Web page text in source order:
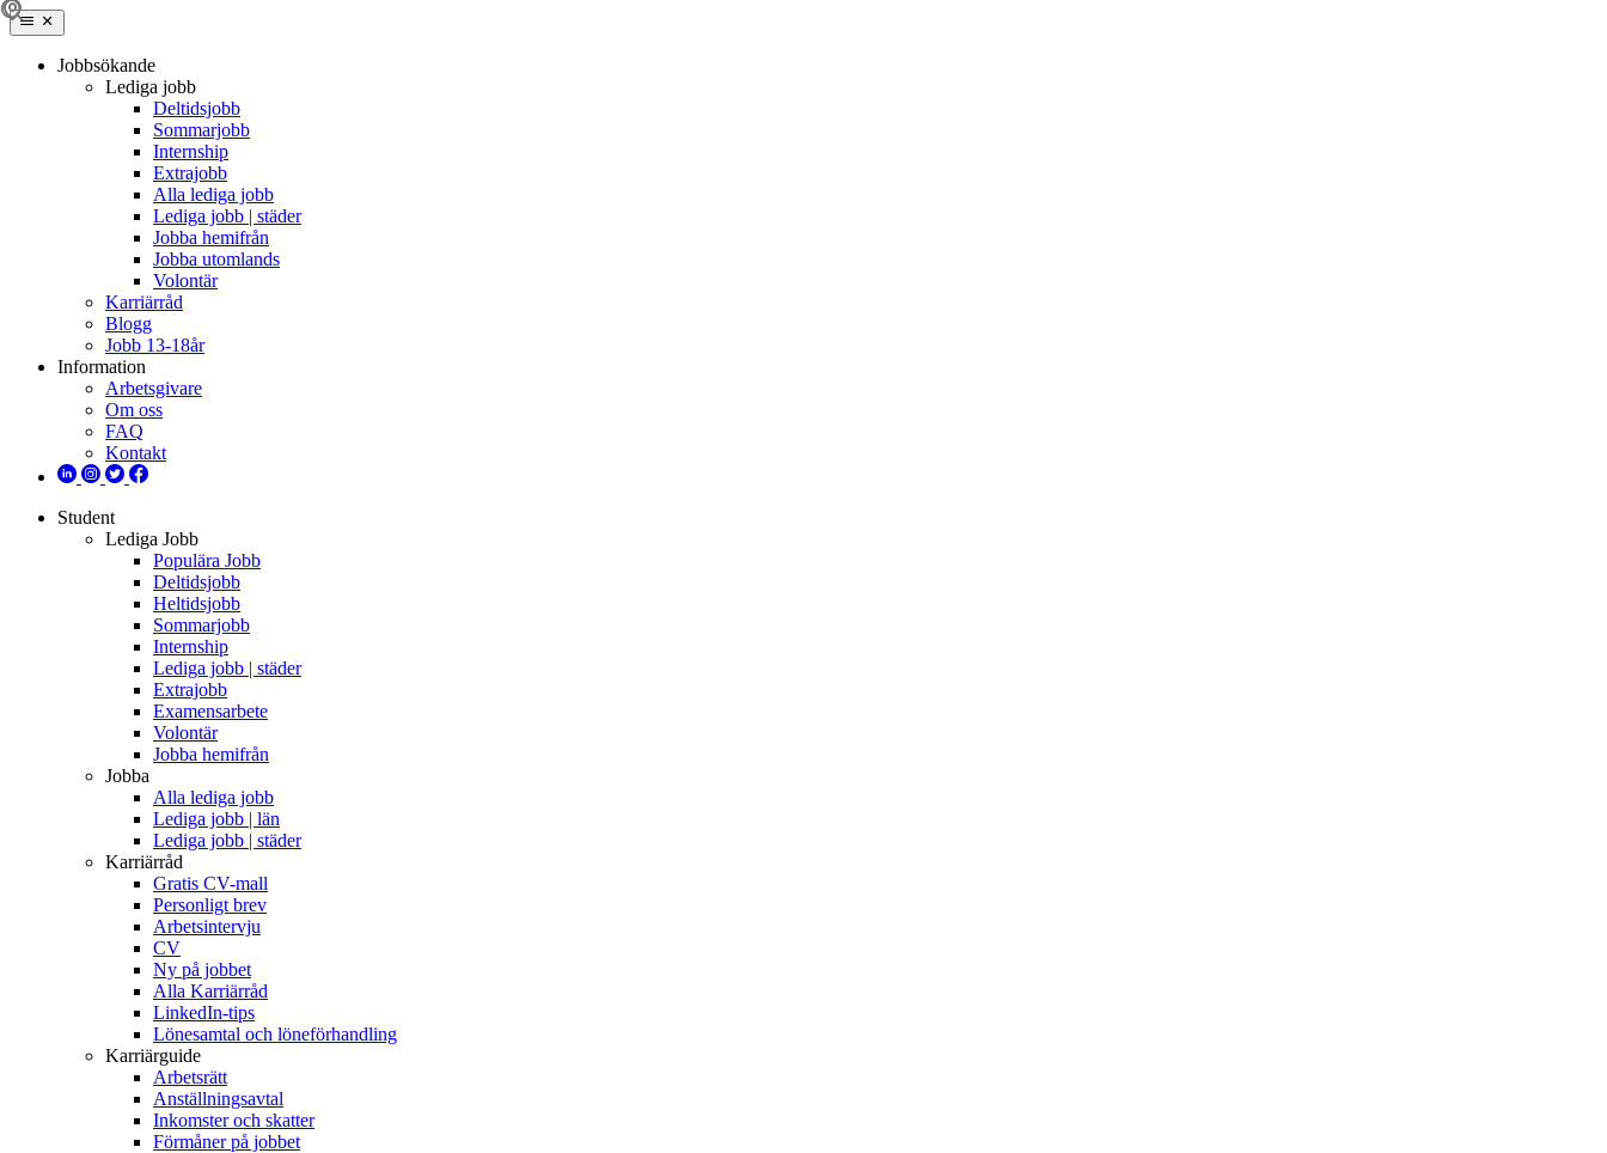
Jobbsökande
Lediga jobb
Deltidsjobb
Sommarjobb
Internship
Extrajobb
Alla lediga jobb
Lediga jobb | städer
Jobba hemifrån
Jobba utomlands
Volontär
Karriärråd
Blogg
Jobb 13-18år
Information
Arbetsgivare
Om oss
FAQ
Kontakt
Student
Lediga Jobb
Populära Jobb
Deltidsjobb
Heltidsjobb
Sommarjobb
Internship
Lediga jobb | städer
Extrajobb
Examensarbete
Volontär
Jobba hemifrån
Jobba
Alla lediga jobb
Lediga jobb | län
Lediga jobb | städer
Karriärråd
Gratis CV-mall
Personligt brev
Arbetsintervju
CV
Ny på jobbet
Alla Karriärråd
LinkedIn-tips
Lönesamtal och löneförhandling
Karriärguide
Arbetsrätt
Anställningsavtal
Inkomster och skatter
Förmåner på jobbet